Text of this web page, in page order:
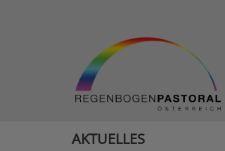
AKTUELLES